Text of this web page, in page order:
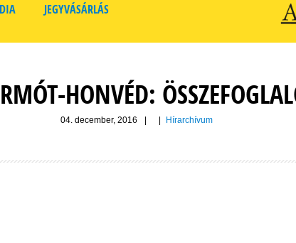
JEGYVÁSÁRLÁS
HONVÉD:
04. december, 2016 Hírarchívum